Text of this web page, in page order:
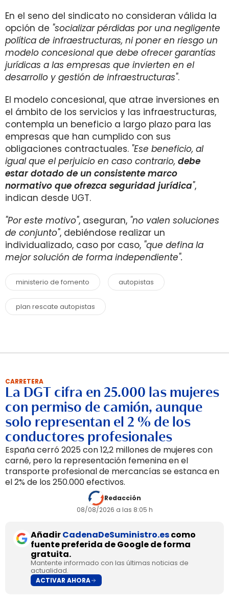
En el seno del sindicato no consideran válida la
opción de "socializar pérdidas por una negligente
política de infraestructuras, ni poner en riesgo un
modelo concesional que debe ofrecer garantías
jurídicas a las empresas que invierten en el
desarrollo y gestión de infraestructuras".
El modelo concesional, que atrae inversiones en
el ámbito de los servicios y las infraestructuras,
contempla un beneficio a largo plazo para las
empresas que han cumplido con sus
obligaciones contractuales. "Ese beneficio, al
igual que el perjuicio en caso contrario, debe
estar dotado de un consistente marco
normativo que ofrezca seguridad jurídica",
indican desde UGT.
"Por este motivo", aseguran, "no valen soluciones
de conjunto", debiéndose realizar un
individualizado, caso por caso, "que defina la
mejor solución de forma independiente".
ministerio de fomento autopistas
plan rescate autopistas
CARRETERA
La DGT cifra en 25.000 las mujeres
con permiso de camión, aunque
solo representan el 2 % de los
conductores profesionales
España cerró 2025 con 12,2 millones de mujeres con
carné, pero la representación femenina en el
transporte profesional de mercancías se estanca en
el 2% de los 250.000 efectivos.
Redacción
08/08/2026 a las 8:05 h
AñadirCadenaDeSuministro.escomo
fuente preferida de Google de forma
gratuita.
Mantente informado con las últimas noticias de
actualidad.
ACTIVAR AHORA